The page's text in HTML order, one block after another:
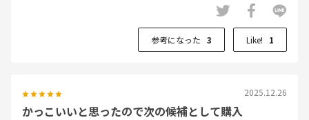
参考になった 3 Like! 1
2025.12.26
かっこいいと思ったので次の候補として購入